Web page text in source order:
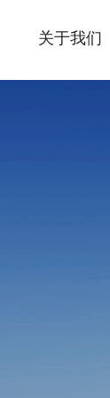
关于我们